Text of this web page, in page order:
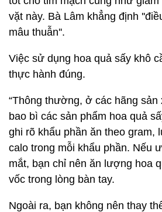
vặt này. Bà Lâm khẳng định
mâu thuẫn''.
Việc sử dụng hoa quả sấy khô
thực hành đúng.
“Thông thường, ở các hãng sản
bao bì các sản phẩm hoa quả
ghi rõ khẩu phần ăn theo gram,
calo trong mỗi khẩu phần. Nếu
mắt, bạn chỉ nên ăn lượng hoa
vốc trong lòng bàn tay.
Ngoài ra, bạn không nên thay